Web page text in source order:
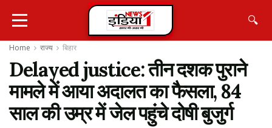
🔍
Home राज्य बिहार
Delayed justice: तीन दशक पुराने
मामले में आया अदालत का फैसला, 84
साल की उम्र में जेल पहुंचे दोषी बुजुर्ग